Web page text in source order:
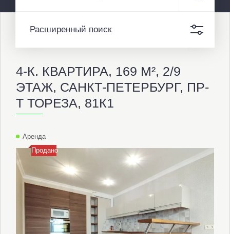
Расширенный поиск
4-К. КВАРТИРА, 169 М², 2/9
ЭТАЖ, САНКТ-ПЕТЕРБУРГ, ПР-
Т ТОРЕЗА, 81К1
Аренда
Продано